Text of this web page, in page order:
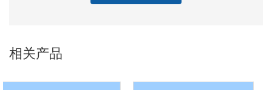
相关产品